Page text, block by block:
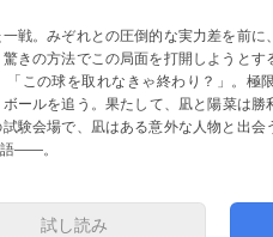
戦。みぞれとの圧倒的な実力差を前
きの方法でこの局面を打開しようとす
この球を取れなきゃ終わり？」。極
ールを追う。果たして、凪と陽菜は
験会場で、凪はある意外な人物と出
語――。
試し読み